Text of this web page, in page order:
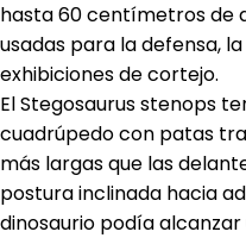
hasta 60 centímetros de
usadas para la defensa,
exhibiciones de cortejo.
El Stegosaurus stenops
cuadrúpedo con patas
más largas que las
postura inclinada hacia
dinosaurio podía